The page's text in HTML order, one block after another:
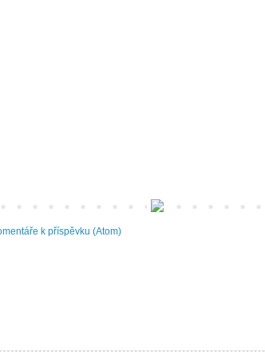
k příspěvku (Atom)